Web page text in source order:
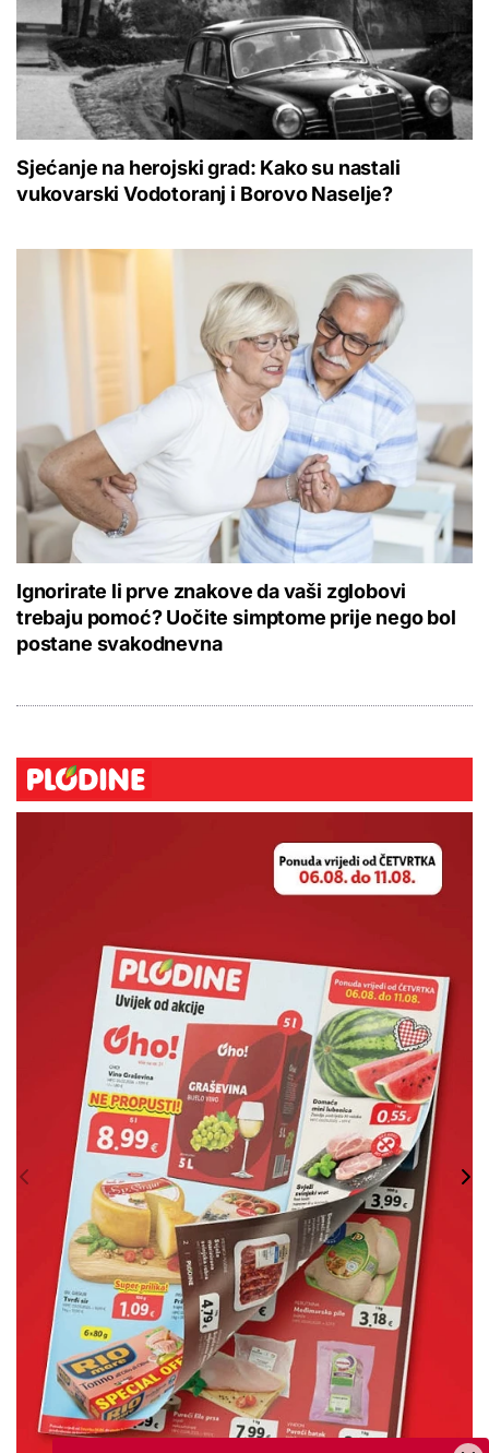
Sjećanje na herojski grad: Kako su nastali
vukovarski Vodotoranj i Borovo Naselje?
Ignorirate li prve znakove da vaši zglobovi
trebaju pomoć? Uočite simptome prije nego bol
postane svakodnevna